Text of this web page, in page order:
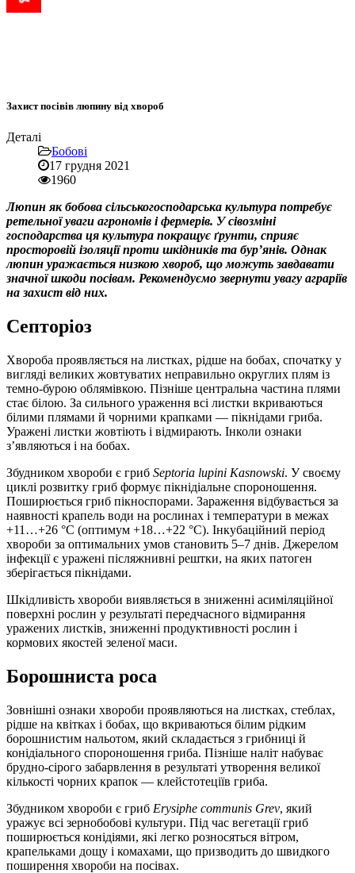
Захист посівів люпину від хвороб
Деталі
Бобові
17 грудня 2021
1960
Люпин як бобова сільськогосподарська культура потребує
ретельної уваги агрономів і фермерів. У сівозміні
господарства ця культура покращує ґрунти, сприяє
просторовій ізоляції проти шкідників та бур’янів. Однак
люпин уражається низкою хвороб, що можуть завдавати
значної шкоди посівам. Рекомендуємо звернути увагу аграріїв
на захист від них.
Септоріоз
Хвороба проявляється на листках, рідше на бобах, спочатку у
вигляді великих жовтуватих неправильно округлих плям із
темно-бурою облямівкою. Пізніше центральна частина плями
стає білою. За сильного ураження всі листки вкриваються
білими плямами й чорними крапками — пікнідами гриба.
Уражені листки жовтіють і відмирають. Інколи ознаки
з’являються і на бобах.
Збудником хвороби є гриб Septoria lupini Kasnowski. У своєму
циклі розвитку гриб формує пікнідіальне спороношення.
Поширюється гриб пікноспорами. Зараження відбувається за
наявності крапель води на рослинах і температури в межах
+11…+26 °С (оптимум +18…+22 °С). Інкубаційний період
хвороби за оптимальних умов становить 5–7 днів. Джерелом
інфекції є уражені післяжнивні рештки, на яких патоген
зберігається пікнідами.
Шкідливість хвороби виявляється в зниженні асиміляційної
поверхні рослин у результаті передчасного відмирання
уражених листків, зниженні продуктивності рослин і
кормових якостей зеленої маси.
Борошниста роса
Зовнішні ознаки хвороби проявляються на листках, стеблах,
рідше на квітках і бобах, що вкриваються білим рідким
борошнистим нальотом, який складається з грибниці й
конідіального спороношення гриба. Пізніше наліт набуває
брудно-сірого забарвлення в результаті утворення великої
кількості чорних крапок — клейстотеціїв гриба.
Збудником хвороби є гриб Erysiphe communis Grev, який
уражує всі зернобобові культури. Під час вегетації гриб
поширюється конідіями, які легко розносяться вітром,
крапельками дощу і комахами, що призводить до швидкого
поширення хвороби на посівах.